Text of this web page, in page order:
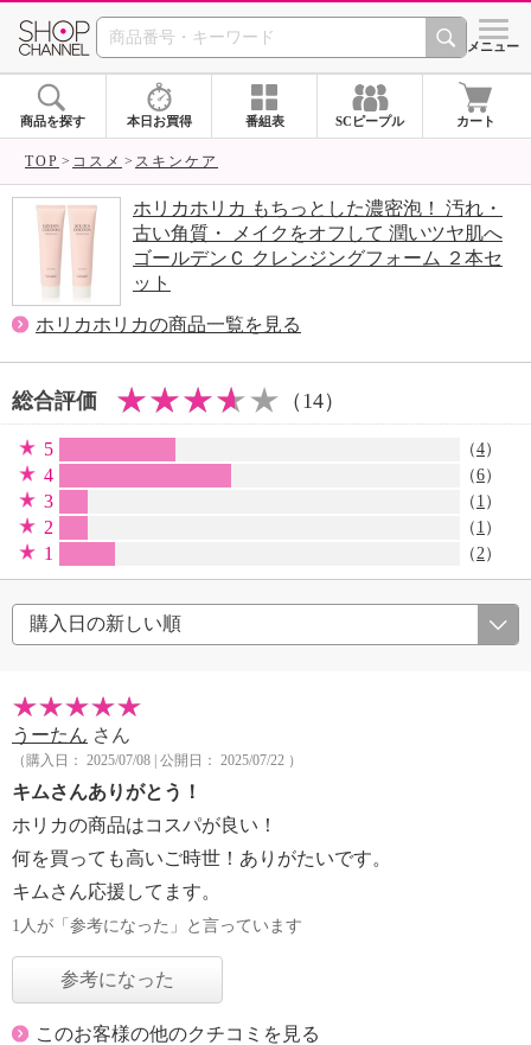
SHOP CHANNEL シメニュー
商品を探す 本日お買得 番組表 SCピープル カート
TOP コスメ スキンケア
ホリカホリカ もちっとした濃密泡！ 汚れ・
古い角質・ メイクをオフして 潤いツヤ肌へ
ゴールデンＣ クレンジングフォーム ２本セ
ット
ホリカホリカの商品一覧を見る
総合評価 （14）
5 （4）
4 （6）
3 （ 1 ）
2 （ 1 ）
1 （2）
うーたん さん
（購入日： 2025/07/08 | 公開日： 2025/07/22 ）
キムさんありがとう！
ホリカの商品はコスパが良い！
何を買っても高いご時世！ありがたいです。
キムさん応援してます。
1人が「参考になった」と言っています
参考になった
このお客様の他のクチコミを見る